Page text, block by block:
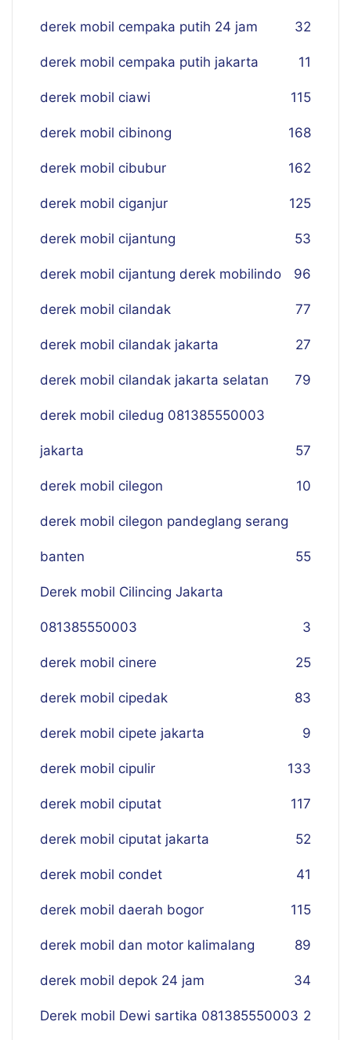
derek mobil cempaka putih 24 jam 32
derek mobil cempaka putih jakarta 11
derek mobil ciawi 115
derek mobil cibinong 168
derek mobil cibubur 162
derek mobil ciganjur 125
derek mobil cijantung 53
derek mobil cijantung derek mobilindo 96
derek mobil cilandak 77
derek mobil cilandak jakarta 27
derek mobil cilandak jakarta selatan 79
derek mobil ciledug 081385550003
jakarta 57
derek mobil cilegon 10
derek mobil cilegon pandeglang serang
banten 55
Derek mobil Cilincing Jakarta
081385550003 3
derek mobil cinere 25
derek mobil cipedak 83
derek mobil cipete jakarta 9
derek mobil cipulir 133
derek mobil ciputat 117
derek mobil ciputat jakarta 52
derek mobil condet 41
derek mobil daerah bogor 115
derek mobil dan motor kalimalang 89
derek mobil depok 24 jam 34
Derek mobil Dewi sartika 081385550003 2